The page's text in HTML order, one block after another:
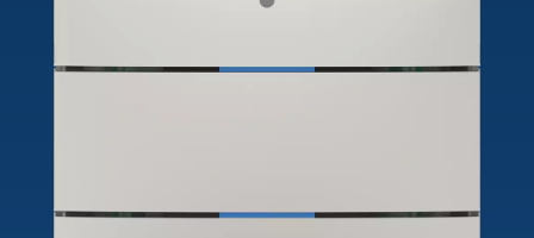
KNX
OEM-Lösungen
Lösungen
DALI-2 Lichtsteuerung
Downloads
Unternehmen